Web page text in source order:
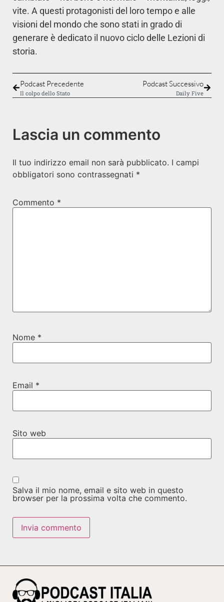
vite. A questi protagonisti del loro tempo e alle
visioni del mondo che sono stati in grado di
generare è dedicato il nuovo ciclo delle Lezioni di
storia.
Podcast Precedente
Il colpo dello Stato
Podcast Successivo
Daily Five
Lascia un commento
Il tuo indirizzo email non sarà pubblicato. I campi
obbligatori sono contrassegnati *
Commento *
Nome *
Email *
Sito web
Salva il mio nome, email e sito web in questo
browser per la prossima volta che commento.